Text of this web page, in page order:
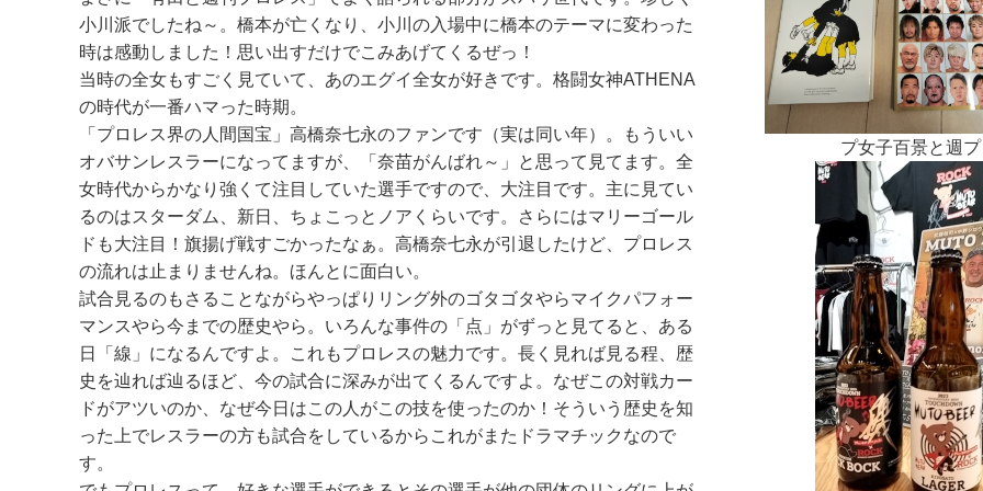
小川派でしたね～。橋本が亡くなり、小川の入場中に橋本のテーマに変わった
時は感動しました！思い出すだけでこみあげてくるぜっ！
当時の全女もすごく見ていて、あのエグイ全女が好きです。格闘女神ATHENA
の時代が一番ハマった時期。
「プロレス界の人間国宝」高橋奈七永のファンです（実は同い年）。もういい
オバサンレスラーになってますが、「奈苗がんばれ～」と思って見てます。全
女時代からかなり強くて注目していた選手ですので、大注目です。主に見てい
るのはスターダム、新日、ちょこっとノアくらいです。さらにはマリーゴール
ドも大注目！旗揚げ戦すごかったなぁ。高橋奈七永が引退したけど、プロレス
の流れは止まりませんね。ほんとに面白い。
試合見るのもさることながらやっぱりリング外のゴタゴタやらマイクパフォー
マンスやら今までの歴史やら。いろんな事件の「点」がずっと見てると、ある
日「線」になるんですよ。これもプロレスの魅力です。長く見れば見る程、歴
史を辿れば辿るほど、今の試合に深みが出てくるんですよ。なぜこの対戦カー
ドがアツいのか、なぜ今日はこの人がこの技を使ったのか！そういう歴史を知
った上でレスラーの方も試合をしているからこれがまたドラマチックなので
す。
プ女子百景と週